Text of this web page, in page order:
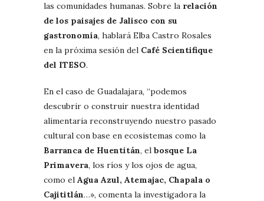
las comunidades humanas. Sobre la relación
de los paisajes de Jalisco con su
gastronomía, hablará Elba Castro Rosales
en la próxima sesión del Café Scientifique
del ITESO.
En el caso de Guadalajara, “podemos
descubrir o construir nuestra identidad
alimentaria reconstruyendo nuestro pasado
cultural con base en ecosistemas como la
Barranca de Huentitán, el bosque La
Primavera, los ríos y los ojos de agua,
como el Agua Azul, Atemajac, Chapala o
Cajititlán…», comenta la investigadora la